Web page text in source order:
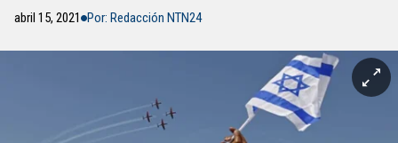
abril 15, 2021 Por: Redacción NTN24